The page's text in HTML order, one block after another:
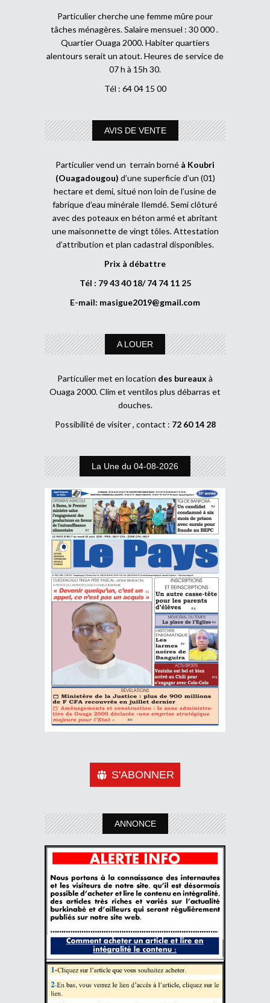
Particulier cherche une femme mûre pour
tâches ménagères. Salaire mensuel : 30 000 .
Quartier Ouaga 2000. Habiter quartiers
alentours serait un atout. Heures de service de
07 h à 15h 30.
Tél : 64 04 15 00
AVIS DE VENTE
Particulier vend un terrain borné à Koubri
(Ouagadougou) d’une superficie d’un (01)
hectare et demi, situé non loin de l’usine de
fabrique d’eau minérale Ilemdé. Semi clôturé
avec des poteaux en béton armé et abritant
une maisonnette de vingt tôles. Attestation
d’attribution et plan cadastral disponibles.
Prix à débattre
Tél : 79 43 40 18/ 74 74 11 25
E-mail: masigue2019@gmail.com
A LOUER
Particulier met en location des bureaux à
Ouaga 2000. Clim et ventilos plus débarras et
douches.
Possibilité de visiter , contact : 72 60 14 28
La Une du 04-08-2026
S'ABONNER
ANNONCE